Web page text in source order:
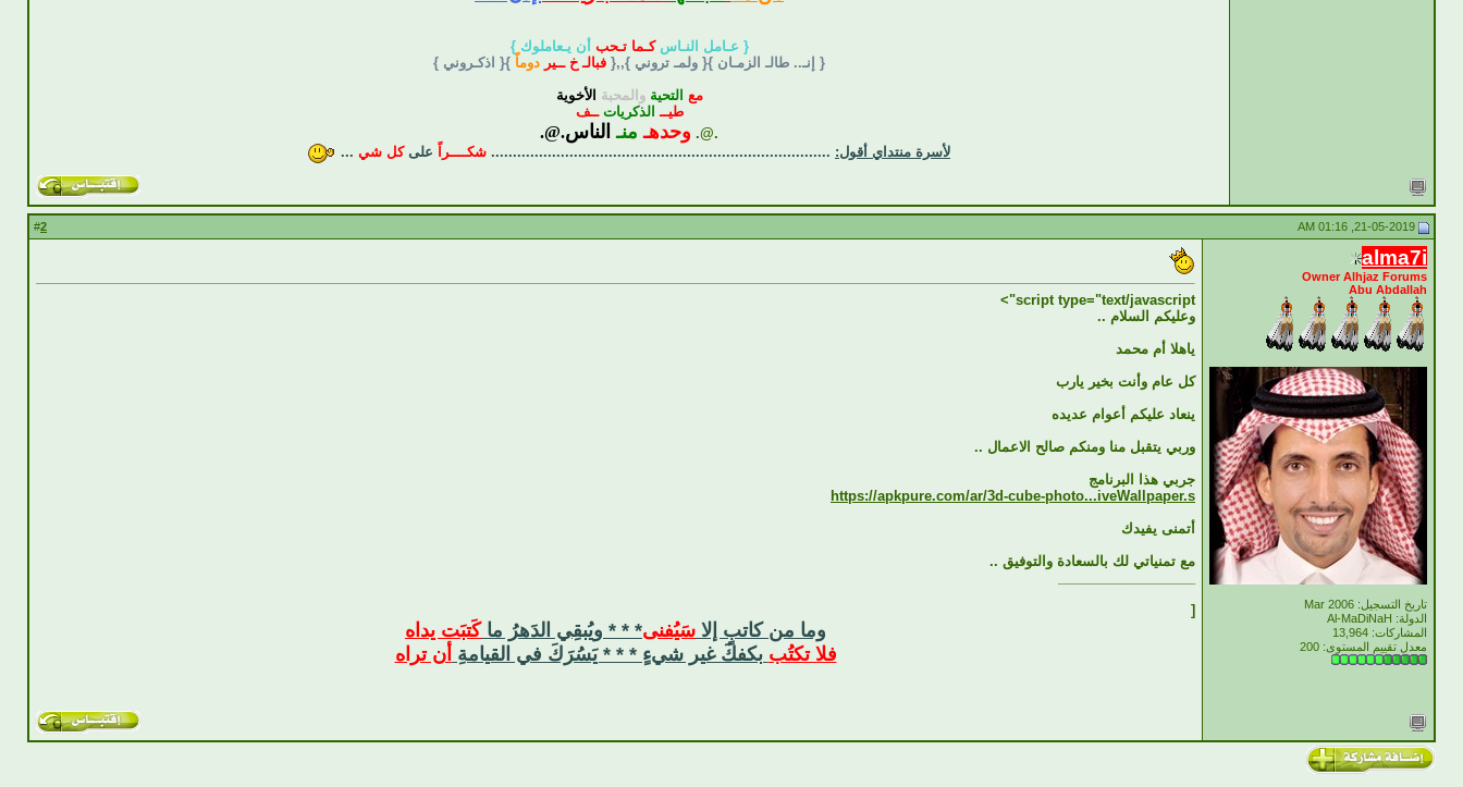
{ عـامل النـاسكـما تـحب أن يـعاملوك }
{ إنـ.. طالـ الزمـان }{ ولمـ تروني },,{ فبالـ خ ــير دوماً }{ اذكـروني }
مع التحيةوالمحبة الأخوية
طيــ الذكرياتــف
.@. وحدهـ منـ الناس.@.
لأسرة منتداي أقول: .............................................................................. شكــــراً علىكل شي ...
2
alma7i
Owner Alhjaz Forums
Abu Abdallah
تاريخ التسجيل: Mar 2006
الدولة: Al-MaDiNaH
المشاركات: 13,964
معدل تقييم المستوى: 200
script type="text/javascript">
وعليكم السلام ..
ياهلا أم محمد
كل عام وأنت بخير يارب
ينعاد عليكم أعوام عديده
وربي يتقبل منا ومنكم صالح الاعمال ..
جربي هذا البرنامج
https://apkpure.com/ar/3d-cube-photo...iveWallpaper.s
أتمنى يفيدك
مع تمنياتي لك بالسعادة والتوفيق ..
[
وما من كاتبٍ إلا سَيُفنى* * * ويُبقِي الدَهرُ ماكَتبَت يداه
فلا تكتُب بكفكَ غير شيءٍ * * * يَسُرَكَ في القيامةِ أن تراه